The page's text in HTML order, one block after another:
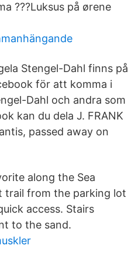
???Luksus på ørene
Stengel-Dahl finns på
för att komma i
Dahl och andra som
kan du dela J. FRANK
passed away on
along the Sea
trail from the parking lot
access. Stairs
to the sand.